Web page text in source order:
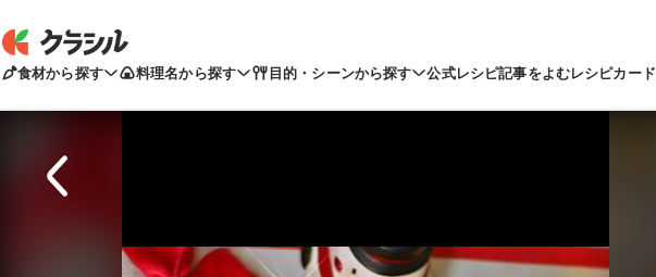
食材から探す 料理名から探す 目的・シーンから探す 公式レシピ記事をよむレシピカード